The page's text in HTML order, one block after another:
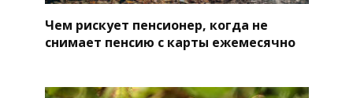
Чем рискует пенсионер, когда не
снимает пенсию с карты ежемесячно